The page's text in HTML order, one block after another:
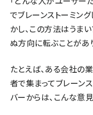
でブレーンストーミン
かし、この方法はうま
ぬ方向に転ぶことがあ
たとえば、ある会社の
者で集まってブレーン
バーからは、こんな意